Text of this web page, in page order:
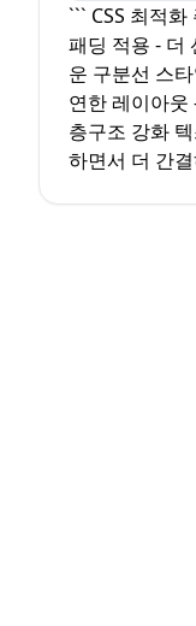
``` CSS 최적
패딩 적용 - 더
운 구분선 스
연한 레이아웃
층구조 강화
하면서 더 간